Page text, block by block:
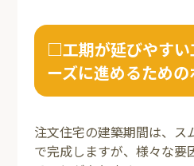
□工期が延びやす
ーズに進めるための
注文住宅の建築期間は、ス
で完成しますが、様々な要